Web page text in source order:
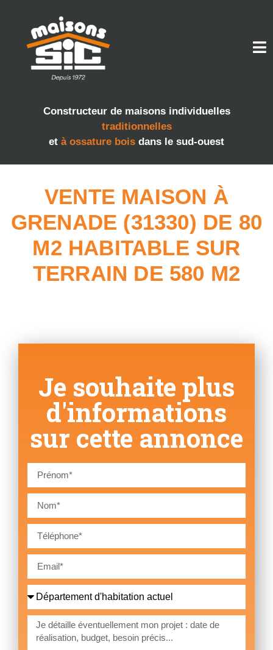
Constructeur de maisons individuelles
traditionnelles
et à ossature bois dans le sud-ouest
VENTE MAISON À
GRENADE (31330) DE 80
M2 HABITABLE SUR
TERRAIN DE 580 M2
Je souhaite plus
d'informations
sur cette annonce